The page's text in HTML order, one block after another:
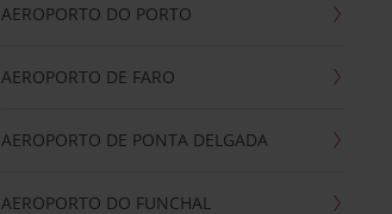
AEROPORTO DO PORTO
AEROPORTO DE FARO
AEROPORTO DE PONTA DELGADA
AEROPORTO DO FUNCHAL